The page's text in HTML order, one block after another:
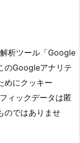
析ツール「Google
のGoogleアナリテ
めにクッキー
ィックデータは匿
のではありませ